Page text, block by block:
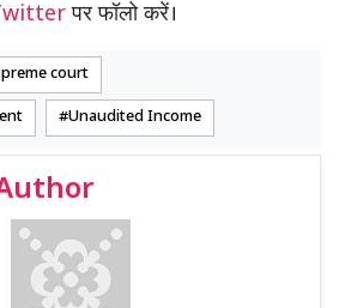
पर फॉलो करें।
court
Unaudited Income